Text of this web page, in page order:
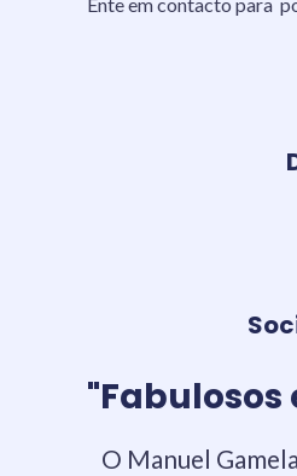
O Manuel